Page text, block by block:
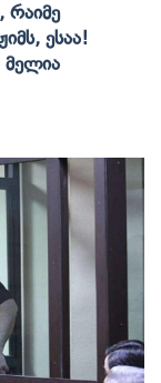
Რაიმე
Ესაა!
Მელია